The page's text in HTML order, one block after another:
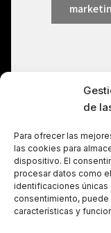
de
Para ofrecer las
las cookies para
dispositivo. El
procesar datos como
identificaciones únicas
consentimiento,
características y
Política de cookies